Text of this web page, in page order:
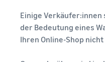
verwandelt. Eine
wahre Geschichte,
echtes Wachstum.
Verkaufsstart
Finden Sie Ihre
Einige
der Bedeutung eines
Ihren Online-Shop